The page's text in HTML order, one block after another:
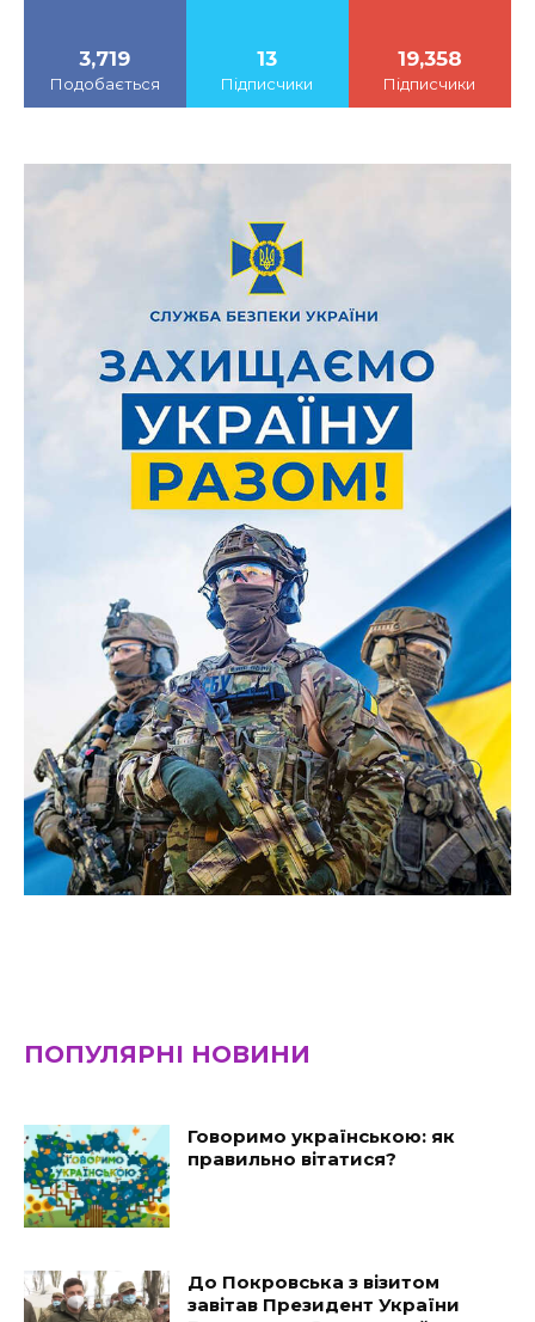
3,719
Подобається
13
Підписчики
19,358
Підписчики
ПОПУЛЯРНІ НОВИНИ
Говоримо українською: як
правильно вітатися?
До Покровська з візитом
завітав Президент України